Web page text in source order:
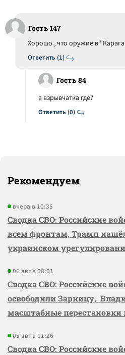
Гость 147
Ответить (1)
Хорошо , что оружие в
Гость 84
Ответить (0)
а взрывчатка где?
Рекомендуем
вчера в 10:35
Сводка СВО: Российские
всем фронтам, Трамп
украинском
06 авг в 08:01
Сводка СВО: Российские
освободили Зарницу,
масштабные
05 авг в 11:26
Сводка СВО: Российские